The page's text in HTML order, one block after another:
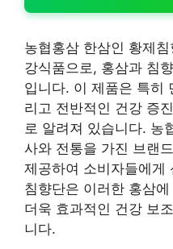
농협홍삼 한삼인 황제
강식품으로, 홍삼과 침
입니다. 이 제품은 특히
리고 전반적인 건강 증
로 알려져 있습니다. 농
사와 전통을 가진 브랜
제공하여 소비자들에게
침향단은 이러한 홍삼
더욱 효과적인 건강 보
니다.